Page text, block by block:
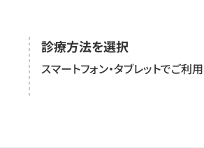
診療方法を選択
スマートフォン・タブレットでご利